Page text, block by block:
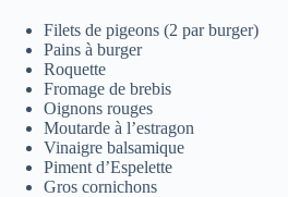
Filets de pigeons (2 par burger)
Pains à burger
Roquette
Fromage de brebis
Oignons rouges
Moutarde à l’estragon
Vinaigre balsamique
Piment d’Espelette
Gros cornichons